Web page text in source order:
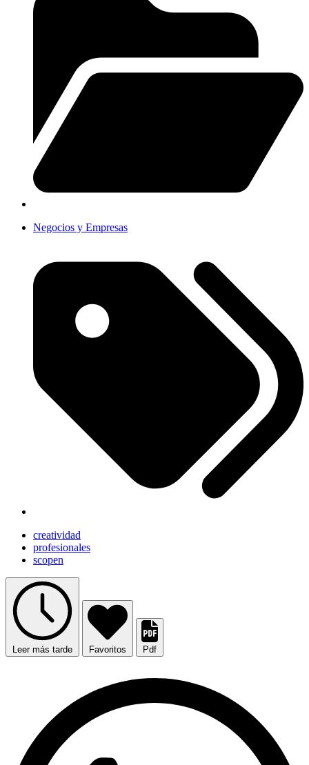
Negocios y Empresas
creatividad
profesionales
scopen
Leer más tarde Favoritos Pdf